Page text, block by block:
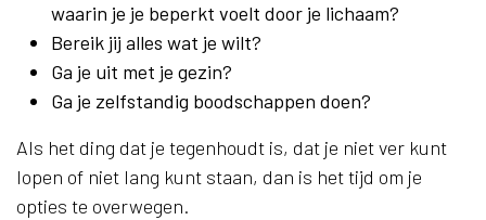
waarin je je beperkt voelt door je lichaam?
Bereik jij alles wat je wilt?
Ga je uit met je gezin?
Ga je zelfstandig boodschappen doen?
Als het ding dat je tegenhoudt is, dat je niet ver kunt
lopen of niet lang kunt staan, dan is het tijd om je
opties te overwegen.